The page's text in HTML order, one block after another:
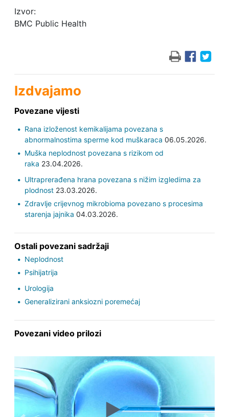
Izvor:
BMC Public Health
Izdvajamo
Povezane vijesti
Rana izloženost kemikalijama povezana s
abnormalnostima sperme kod muškaraca 06.05.2026.
Muška neplodnost povezana s rizikom od
raka 23.04.2026.
Ultraprerađena hrana povezana s nižim izgledima za
plodnost23.03.2026.
Zdravlje crijevnog mikrobioma povezano s procesima
starenja jajnika 04.03.2026.
Ostali povezani sadržaji
Neplodnost
Psihijatrija
Urologija
Generalizirani anksiozni poremećaj
Povezani video prilozi